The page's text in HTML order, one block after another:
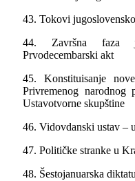
43. Tokovi
44. Završna faza
Prvodecembarski akt
45. Konstituisanje
Privremenog narodnog
Ustavotvorne skupštine
46. Vidovdanski ustav –
47. Političke stranke u
48. Šestojanuarska